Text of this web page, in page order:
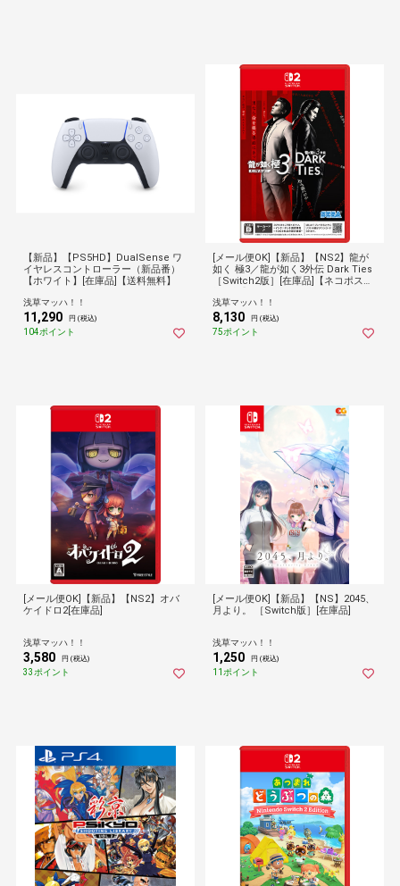
【新品】【PS5HD】DualSense ワ
イヤレスコントローラー（新品番）
【ホワイト】[在庫品]【送料無料】
浅草マッハ！！
11,290 円 (税込)
104ポイント
[メール便OK]【新品】【NS2】龍が
如く 極3／龍が如く3外伝 Dark Ties
［Switch2版］[在庫品]【ネコポス送
浅草マッハ！！
8,130 円 (税込)
75ポイント
[メール便OK]【新品】【NS2】オバ
ケイドロ2[在庫品]
浅草マッハ！！
3,580 円 (税込)
33ポイント
[メール便OK]【新品】【NS】2045、
月より。 ［Switch版］[在庫品]
浅草マッハ！！
1,250 円 (税込)
11ポイント